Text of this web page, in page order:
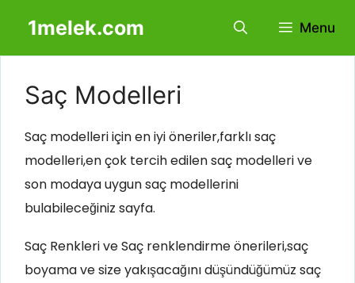
1melek.com Menu
Saç Modelleri
Saç modelleri için en iyi öneriler,farklı saç
modelleri,en çok tercih edilen saç modelleri ve
son modaya uygun saç modellerini
bulabileceğiniz sayfa.
Saç Renkleri ve Saç renklendirme önerileri,saç
boyama ve size yakışacağını düşündüğümüz saç